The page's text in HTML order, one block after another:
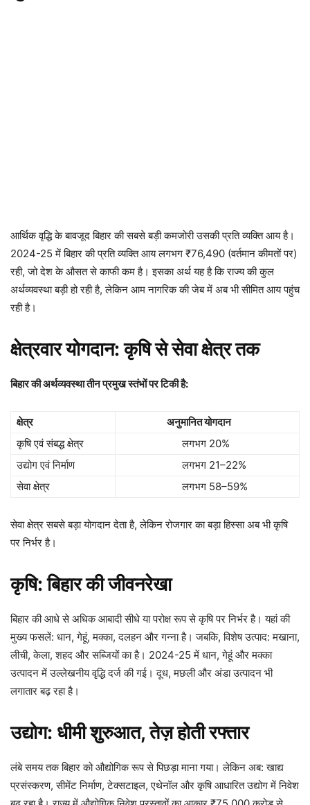
आर्थिक वृद्धि के बावजूद बिहार की सबसे बड़ी कमजोरी उसकी प्रति व्यक्ति आय है।
2024-25 में बिहार की प्रति व्यक्ति आय लगभग ₹76,490 (वर्तमान कीमतों पर)
रही, जो देश के औसत से काफी कम है। इसका अर्थ यह है कि राज्य की कुल
अर्थव्यवस्था बड़ी हो रही है, लेकिन आम नागरिक की जेब में अब भी सीमित आय पहुंच
रही है।
क्षेत्रवार योगदान: कृषि से सेवा क्षेत्र तक
बिहार की अर्थव्यवस्था तीन प्रमुख स्तंभों पर टिकी है:
क्षेत्र
अनुमानित योगदान
कृषि एवं संबद्ध क्षेत्र
लगभग 20%
उद्योग एवं निर्माण
लगभग 21–22%
सेवा क्षेत्र
लगभग 58–59%
सेवा क्षेत्र सबसे बड़ा योगदान देता है, लेकिन रोजगार का बड़ा हिस्सा अब भी कृषि
पर निर्भर है।
कृषि: बिहार की जीवनरेखा
बिहार की आधे से अधिक आबादी सीधे या परोक्ष रूप से कृषि पर निर्भर है। यहां की
मुख्य फसलें: धान, गेहूं, मक्का, दलहन और गन्ना है। जबकि, विशेष उत्पाद: मखाना,
लीची, केला, शहद और सब्जियों का है। 2024-25 में धान, गेहूं और मक्का
उत्पादन में उल्लेखनीय वृद्धि दर्ज की गई। दूध, मछली और अंडा उत्पादन भी
लगातार बढ़ रहा है।
उद्योग: धीमी शुरुआत,तेज़ होती रफ्तार
लंबे समय तक बिहार को औद्योगिक रूप से पिछड़ा माना गया। लेकिन अब: खाद्य
प्रसंस्करण, सीमेंट निर्माण, टेक्सटाइल, एथेनॉल और कृषि आधारित उद्योग में निवेश